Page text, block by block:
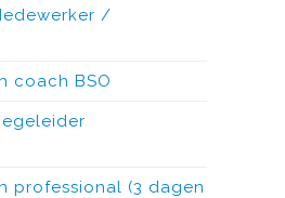
/
coach BSO
professional (3 dagen